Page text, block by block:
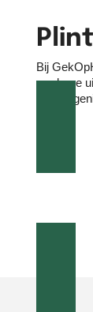
Bij
moderne
advies